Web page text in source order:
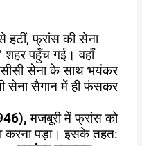
हटीं, फ्रांस की सेना
शहर पहुँच गई। वहाँ
सेना के साथ भयंकर
सेना सैगान में ही फंसकर
मजबूरी में फ्रांस को
करना पड़ा। इसके तहत: